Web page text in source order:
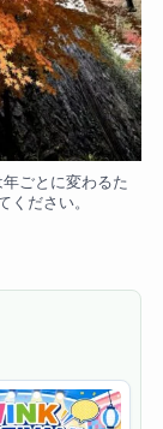
ごとに変わるた
ださい。